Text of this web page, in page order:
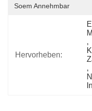
Soem Annehmbar
Hervorheben:
,
,